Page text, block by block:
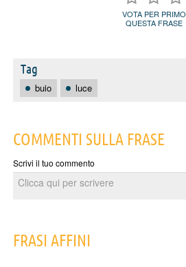
VOTA PER PRIMO
QUESTA FRASE
Tag
buio luce
COMMENTI SULLA FRASE
Scrivi il tuo commento
FRASI AFFINI